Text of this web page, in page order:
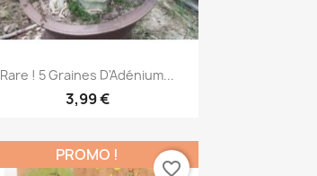
Aperçu rapide
Rare ! 5 Graines D'Adénium...
3,99 €
PROMO !
favorite_border